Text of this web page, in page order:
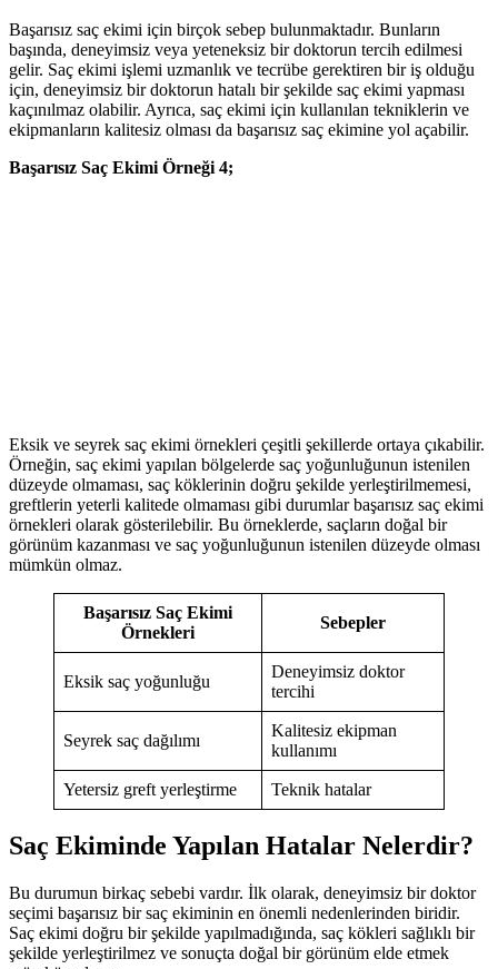
Başarısız saç ekimi için birçok sebep bulunmaktadır. Bunların
başında, deneyimsiz veya yeteneksiz bir doktorun tercih edilmesi
gelir. Saç ekimi işlemi uzmanlık ve tecrübe gerektiren bir iş olduğu
için, deneyimsiz bir doktorun hatalı bir şekilde saç ekimi yapması
kaçınılmaz olabilir. Ayrıca, saç ekimi için kullanılan tekniklerin ve
ekipmanların kalitesiz olması da başarısız saç ekimine yol açabilir.
Başarısız Saç Ekimi Örneği 4;
Eksik ve seyrek saç ekimi örnekleri çeşitli şekillerde ortaya çıkabilir.
Örneğin, saç ekimi yapılan bölgelerde saç yoğunluğunun istenilen
düzeyde olmaması, saç köklerinin doğru şekilde yerleştirilmemesi,
greftlerin yeterli kalitede olmaması gibi durumlar başarısız saç ekimi
örnekleri olarak gösterilebilir. Bu örneklerde, saçların doğal bir
görünüm kazanması ve saç yoğunluğunun istenilen düzeyde olması
mümkün olmaz.
Başarısız Saç Ekimi
Örnekleri
Sebepler
Eksik saç yoğunluğu
Deneyimsiz doktor
tercihi
Seyrek saç dağılımı
Kalitesiz ekipman
kullanımı
Yetersiz greft yerleştirme Teknik hatalar
Saç Ekiminde Yapılan Hatalar Nelerdir?
Bu durumun birkaç sebebi vardır. İlk olarak, deneyimsiz bir doktor
seçimi başarısız bir saç ekiminin en önemli nedenlerinden biridir.
Saç ekimi doğru bir şekilde yapılmadığında, saç kökleri sağlıklı bir
şekilde yerleştirilmez ve sonuçta doğal bir görünüm elde etmek